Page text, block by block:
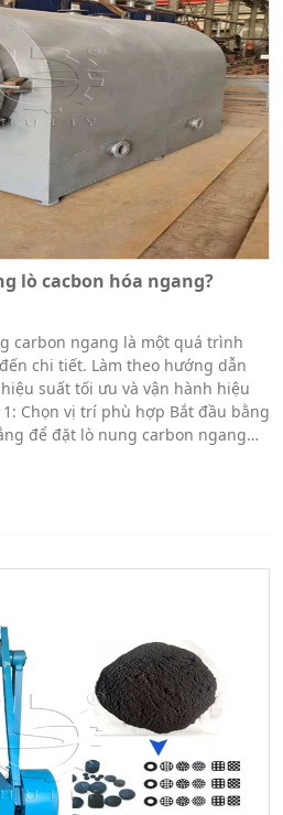
lò cacbon hóa ngang?
carbon ngang là một quá trình
chi tiết. Làm theo hướng dẫn
suất tối ưu và vận hành hiệu
Chọn vị trí phù hợp Bắt đầu bằng
để đặt lò nung carbon ngang…